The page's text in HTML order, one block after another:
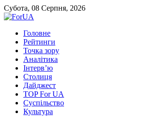
Субота, 08 Серпня, 2026
Головне
Рейтинги
Точка зору
Аналітика
Інтерв’ю
Столиця
Дайджест
TOP For UA
Суспiльство
Культура